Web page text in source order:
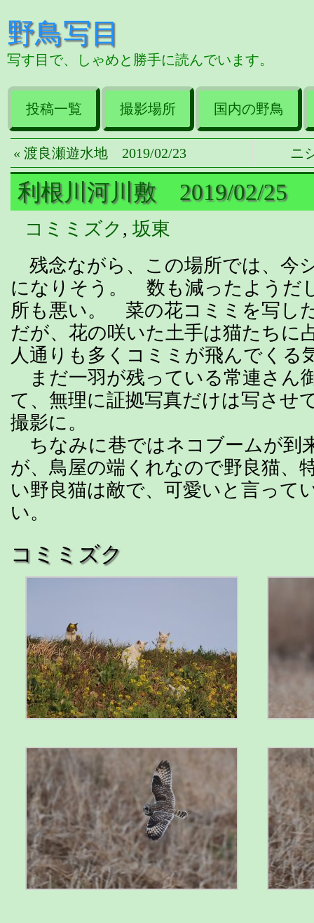
野鳥写目
写す目で、しゃめと勝手に読んでいます。
投稿一覧 撮影場所 国内の野鳥
« 渡良瀬遊水地 2019/02/23 ニ
利根川河川敷 2019/02/25
コミミズク , 坂東
残念ながら、この場所では、今
になりそう。 数も減ったようだ
所も悪い。 菜の花コミミを写し
だが、花の咲いた土手は猫たちに
人通りも多くコミミが飛んでくる
まだ一羽が残っている常連さん
て、無理に証拠写真だけは写させ
撮影に。
ちなみに巷ではネコブームが到
が、鳥屋の端くれなので野良猫、
い野良猫は敵で、可愛いと言って
い。
コミミズク